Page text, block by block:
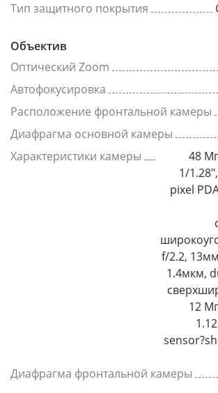
Тип защитного покрытия
Объектив
Оптический Zoom
Автофокусировка
Расположение фронтальной камеры
Диафрагма основной камеры
Характеристики камеры
48
1/
pixel
f/2.2,
1.4мкм,
12
Диафрагма фронтальной камеры